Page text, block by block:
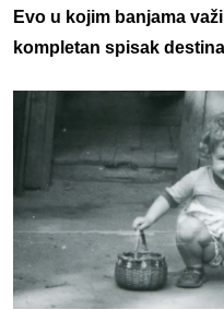
Evo u kojim banjama
kompletan spisak